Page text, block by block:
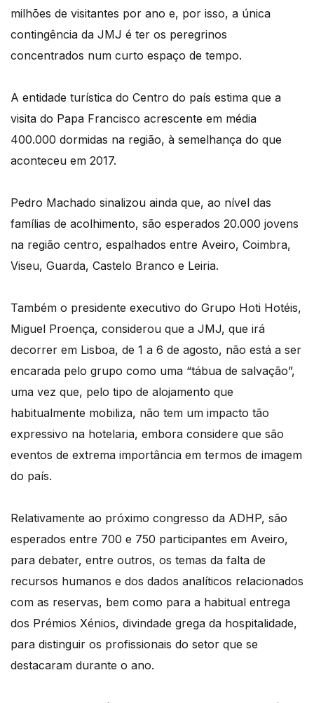
milhões de visitantes por ano e, por isso, a única
contingência da JMJ é ter os peregrinos
concentrados num curto espaço de tempo.
A entidade turística do Centro do país estima que a
visita do Papa Francisco acrescente em média
400.000 dormidas na região, à semelhança do que
aconteceu em 2017.
Pedro Machado sinalizou ainda que, ao nível das
famílias de acolhimento, são esperados 20.000 jovens
na região centro, espalhados entre Aveiro, Coimbra,
Viseu, Guarda, Castelo Branco e Leiria.
Também o presidente executivo do Grupo Hoti Hotéis,
Miguel Proença, considerou que a JMJ, que irá
decorrer em Lisboa, de 1 a 6 de agosto, não está a ser
encarada pelo grupo como uma “tábua de salvação”,
uma vez que, pelo tipo de alojamento que
habitualmente mobiliza, não tem um impacto tão
expressivo na hotelaria, embora considere que são
eventos de extrema importância em termos de imagem
do país.
Relativamente ao próximo congresso da ADHP, são
esperados entre 700 e 750 participantes em Aveiro,
para debater, entre outros, os temas da falta de
recursos humanos e dos dados analíticos relacionados
com as reservas, bem como para a habitual entrega
dos Prémios Xénios, divindade grega da hospitalidade,
para distinguir os profissionais do setor que se
destacaram durante o ano.